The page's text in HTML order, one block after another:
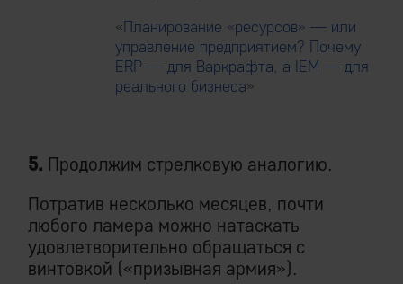
«Планирование «ресурсов» — или
управление предприятием? Почему
ERP — для Варкрафта, а IEM — для
реального бизнеса»
5. Продолжим стрелковую аналогию.
Потратив несколько месяцев, почти
любого ламера можно натаскать
удовлетворительно обращаться с
винтовкой («призывная армия»).